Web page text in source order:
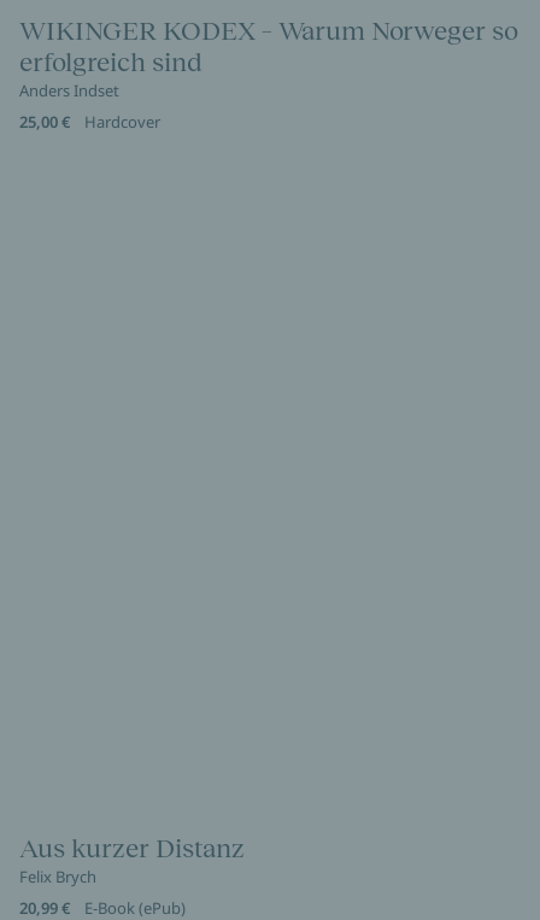
WIKINGER KODEX – Warum Norweger so
erfolgreich sind
Anders Indset
25,00 €
Hardcover
Aus kurzer Distanz
Felix Brych
20,99 €
E-Book (ePub)